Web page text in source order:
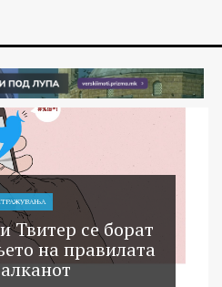
Твитер се борат
на правилата